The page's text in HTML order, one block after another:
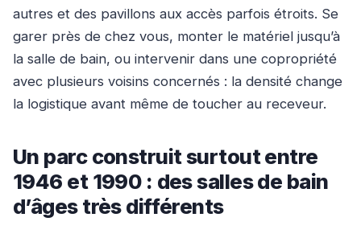
autres et des pavillons aux accès parfois étroits. Se
garer près de chez vous, monter le matériel jusqu’à
la salle de bain, ou intervenir dans une copropriété
avec plusieurs voisins concernés : la densité change
la logistique avant même de toucher au receveur.
Un parc construit surtout entre
1946 et 1990 : des salles de bain
d’âges très différents